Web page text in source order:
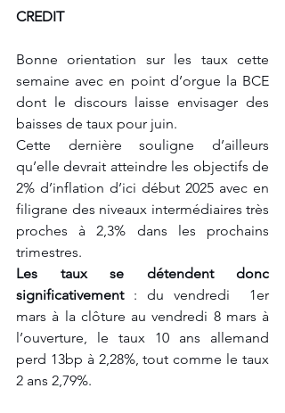
CREDIT
Bonne orientation sur les taux cette
semaine avec en point d’orgue la BCE
dont le discours laisse envisager des
baisses de taux pour juin.
Cette dernière souligne d’ailleurs
qu’elle devrait atteindre les objectifs de
2% d’inflation d’ici début 2025 avec en
filigrane des niveaux intermédiaires très
proches à 2,3% dans les prochains
trimestres.
Les taux se détendent donc
significativement : du vendredi  1er
mars à la clôture au vendredi 8 mars à
l’ouverture, le taux 10 ans allemand
perd 13bp à 2,28%, tout comme le taux
2 ans 2,79%.